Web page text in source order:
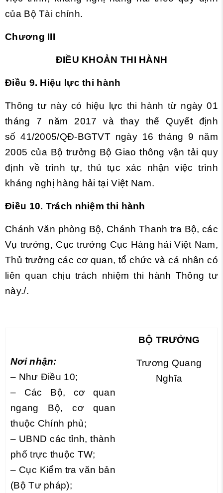
của Bộ Tài chính.
Chương III
ĐIỀU KHOẢN THI HÀNH
Điều 9. Hiệu lực thi hành
Thông tư này có hiệu lực thi hành từ ngày 01
tháng 7 năm 2017 và thay thế Quyết định
số 41/2005/QĐ-BGTVT ngày 16 tháng 9 năm
2005 của Bộ trưởng Bộ Giao thông vận tải quy
định về trình tự, thủ tục xác nhận việc trình
kháng nghị hàng hải tại Việt Nam.
Điều 10. Trách nhiệm thi hành
Chánh Văn phòng Bộ, Chánh Thanh tra Bộ, các
Vụ trưởng, Cục trưởng Cục Hàng hải Việt Nam,
Thủ trưởng các cơ quan, tổ chức và cá nhân có
liên quan chịu trách nhiệm thi hành Thông tư
này./.
Nơi nhận:
– Như Điều 10;
– Các Bộ, cơ quan
ngang Bộ,cơquan
thuộc Chính phủ;
– UBND các tỉnh, thành
phố trực thuộc TW;
– Cục Kiểm tra văn bản
(Bộ Tư pháp);
BỘ TRƯỞNG
Trương Quang
Nghĩa